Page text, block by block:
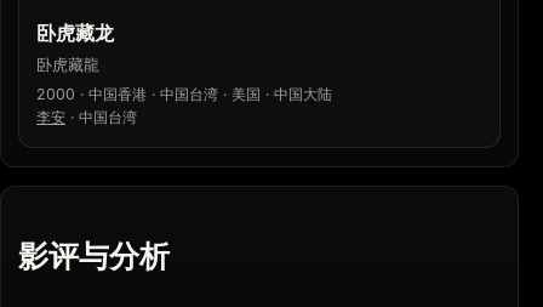
卧虎藏龙
卧虎藏龍
2000 · 中国香港 · 中国台湾 · 美国 · 中国大陆
李安 · 中国台湾
影评与分析